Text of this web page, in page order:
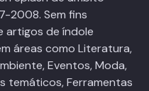
2008. Sem fins
artigos de índole
áreas como Literatura,
Eventos, Moda,
temáticos, Ferramentas